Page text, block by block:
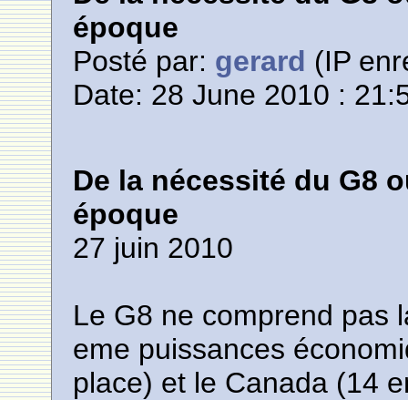
époque
Posté par: gerard (IP
Date: 28 June 2010 :
De la nécessité du G8
époque
27 juin 2010
Le G8 ne comprend pas
eme puissances
place) et le Canada (14